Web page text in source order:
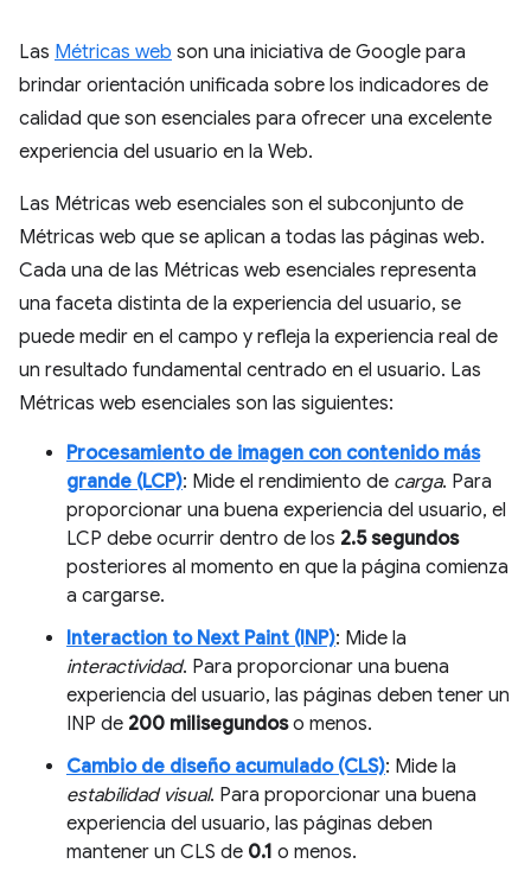
Las Métricas web son una iniciativa de Google para
brindar orientación unificada sobre los indicadores de
calidad que son esenciales para ofrecer una excelente
experiencia del usuario en la Web.
Las Métricas web esenciales son el subconjunto de
Métricas web que se aplican a todas las páginas web.
Cada una de las Métricas web esenciales representa
una faceta distinta de la experiencia del usuario, se
puede medir en el campo y refleja la experiencia real de
un resultado fundamental centrado en el usuario. Las
Métricas web esenciales son las siguientes:
Procesamiento de imagen con contenido más
grande (LCP): Mide el rendimiento de carga. Para
proporcionar una buena experiencia del usuario, el
LCP debe ocurrir dentro de los 2.5 segundos
posteriores al momento en que la página comienza
a cargarse.
Interaction to Next Paint (INP): Mide la
interactividad. Para proporcionar una buena
experiencia del usuario, las páginas deben tener un
INP de 200 milisegundoso menos.
Cambio de diseño acumulado (CLS): Mide la
estabilidad visual. Para proporcionar una buena
experiencia del usuario, las páginas deben
mantener un CLS de 0.1 o menos.